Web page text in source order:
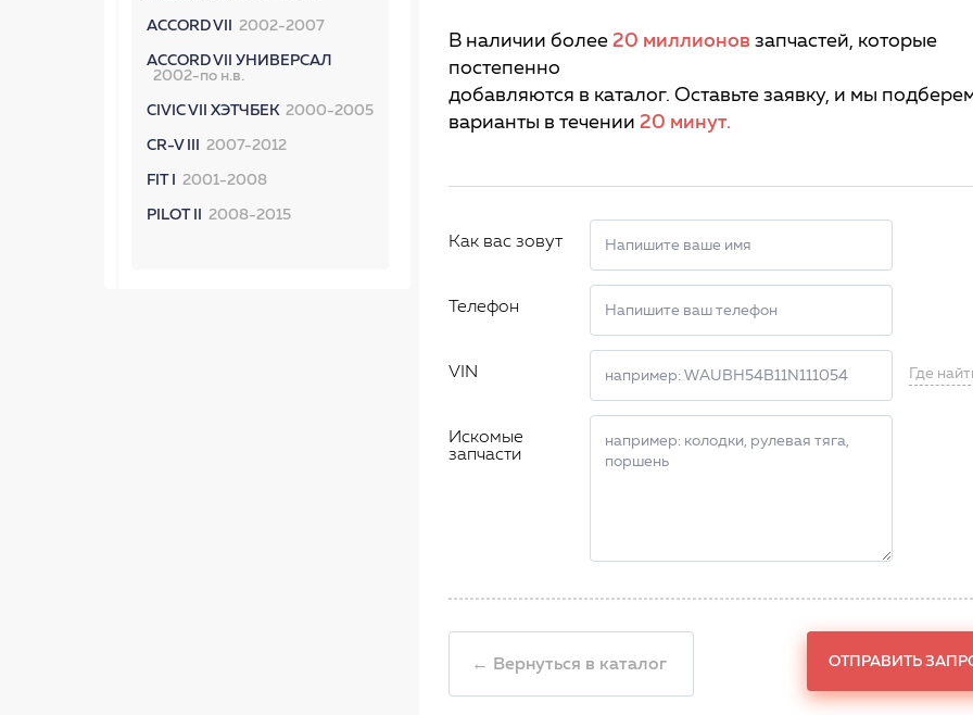
ACCORD VII 2002-2007
ACCORD VII УНИВЕРСАЛ
2002-по н.в.
CIVIC VII ХЭТЧБЕК 2000-2005
CR-V III 2007-2012
FIT I 2001-2008
PILOT II 2008-2015
В наличии более 20 миллионов запчастей, которые
постепенно
добавляются в каталог. Оставьте заявку, и мы
варианты в течении 20 минут.
Как вас зовут
Телефон
VIN Где
Искомые
запчасти
← Вернуться в каталог ОТПРАВИТЬ